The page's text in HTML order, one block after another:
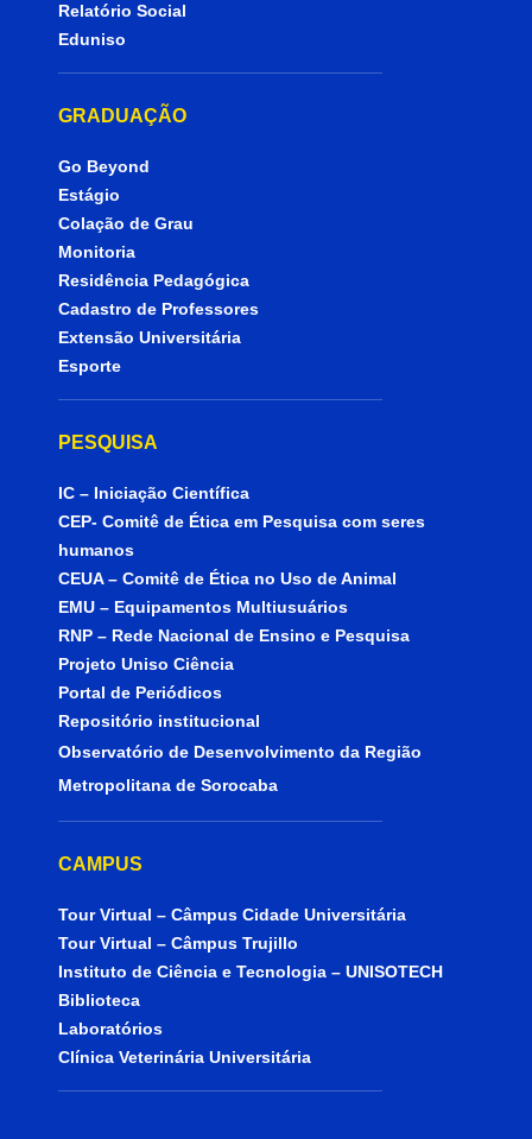
Relatório Social
Eduniso
GRADUAÇÃO
Go Beyond
Estágio
Colação de Grau
Monitoria
Residência Pedagógica
Cadastro de Professores
Extensão Universitária
Esporte
PESQUISA
IC – Iniciação Científica
CEP- Comitê de Ética em Pesquisa com seres
humanos
CEUA – Comitê de Ética no Uso de Animal
EMU – Equipamentos Multiusuários
RNP – Rede Nacional de Ensino e Pesquisa
Projeto Uniso Ciência
Portal de Periódicos
Repositório institucional
Observatório de Desenvolvimento da Região
Metropolitana de Sorocaba
CAMPUS
Tour Virtual – Câmpus Cidade Universitária
Tour Virtual – Câmpus Trujillo
Instituto de Ciência e Tecnologia – UNISOTECH
Biblioteca
Laboratórios
Clínica Veterinária Universitária